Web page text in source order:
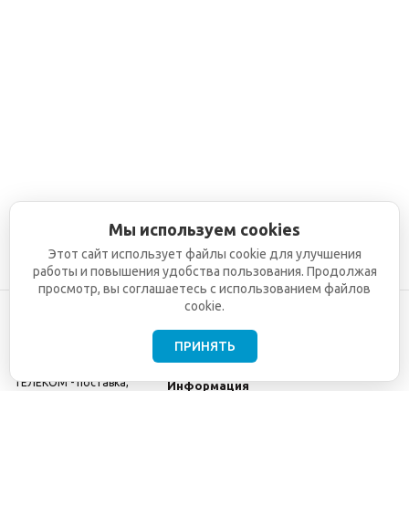
ТЕЛЕКОМ - поставка,
Информация
Мы используем cookies
Этот сайт использует файлы cookie для улучшения
работы и повышения удобства пользования. Продолжая
просмотр, вы соглашаетесь с использованием файлов
cookie.
ПРИНЯТЬ